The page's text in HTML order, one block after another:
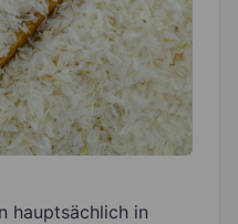
hauptsächlich in